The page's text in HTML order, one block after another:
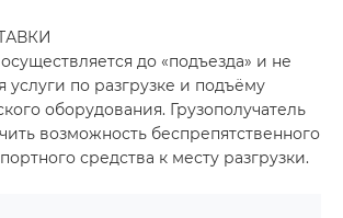
до «подъезда» и не
услуги по разгрузке и подъёму
оборудования. Грузополучатель
возможность беспрепятственного
средства к месту разгрузки.